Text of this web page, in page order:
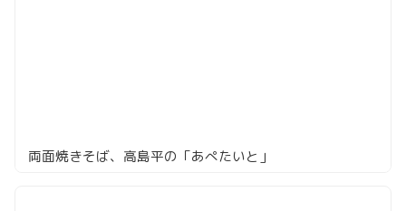
両面焼きそば、高島平の「あぺたいと」